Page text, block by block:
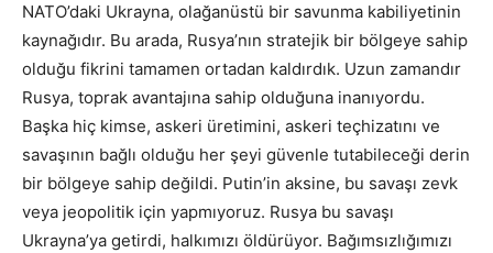
NATO’daki Ukrayna, olağanüstü bir savunma kabiliyetinin
kaynağıdır. Bu arada, Rusya’nın stratejik bir bölgeye sahip
olduğu fikrini tamamen ortadan kaldırdık. Uzun zamandır
Rusya, toprak avantajına sahip olduğuna inanıyordu.
Başka hiç kimse, askeri üretimini, askeri teçhizatını ve
savaşının bağlı olduğu her şeyi güvenle tutabileceği derin
bir bölgeye sahip değildi. Putin’in aksine, bu savaşı zevk
veya jeopolitik için yapmıyoruz. Rusya bu savaşı
Ukrayna’ya getirdi, halkımızı öldürüyor. Bağımsızlığımızı